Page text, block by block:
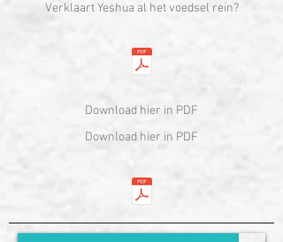
Verklaart Yeshua al het voedsel rein?
Download hier in PDF
Download hier in PDF